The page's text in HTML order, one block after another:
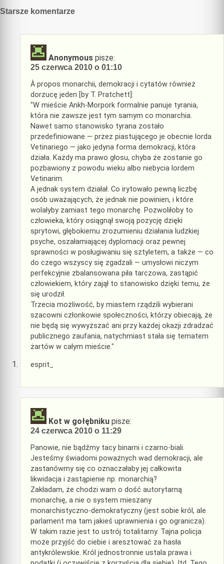
Nawigacja
Starsze komentarze
Anonymous pisze:
25 czerwca 2010 o 01:10
À propos monarchii, demokracji i cytatów również
dorzucę jeden [by T. Pratchett]:
"W mieście Ankh-Morpork formalnie panuje tyrania,
która nie zawsze jest tym samym co monarchia.
Nawet samo stanowisko tyrana zostało
przedefiniowane — przez piastującego je obecnie lorda
Vetinariego — jako jedyna forma demokracji, która
działa. Każdy ma prawo głosu, chyba że zostanie go
pozbawiony z powodu wieku albo niebycia lordem
Vetinarim.
A jednak system działał. Co irytowało pewną liczbę
osób uważających, że jednak nie powinien, i które
wolałyby zamiast tego monarchę. Pozwoliłoby to
człowieka, który osiągnął swoją pozycję dzięki
sprytowi, głębokiemu zrozumieniu działania ludzkiej
psyche, oszałamiającej dyplomacji oraz pewnej
sprawności w posługiwaniu się sztyletem, a także — co
do czego wszyscy się zgadzali — umysłowi niczym
perfekcyjnie zbalansowana piła tarczowa, zastąpić
człowiekiem, który zajął to stanowisko dzięki temu, że
się urodził.
Trzecia możliwość, by miastem rządzili wybierani
szacowni członkowie społeczności, którzy obiecają, że
nie będą się wywyższać ani przy każdej okazji zdradzać
publicznego zaufania, natychmiast stała się tematem
żartów w całym mieście."
esprit_
Kot w gołębniku pisze:
24 czerwca 2010 o 11:29
Panowie, nie bądźmy tacy binarni i czarno-biali.
Jesteśmy świadomi poważnych wad demokracji, ale
zastanówmy się co oznaczałaby jej całkowita
likwidacja i zastąpienie np. monarchią?
Zakładam, że chodzi wam o dość autorytarną
monarchię, a nie o system mieszany
monarchistyczno-demokratyczny (jest sobie król, ale
parlament ma tam jakieś uprawnienia i go ogranicza).
W takim razie jest to ustrój totalitarny. Tajna policja
może przyjść do ciebie i aresztować za hasła
antykrólewskie. Król jednostronnie ustala prawa i